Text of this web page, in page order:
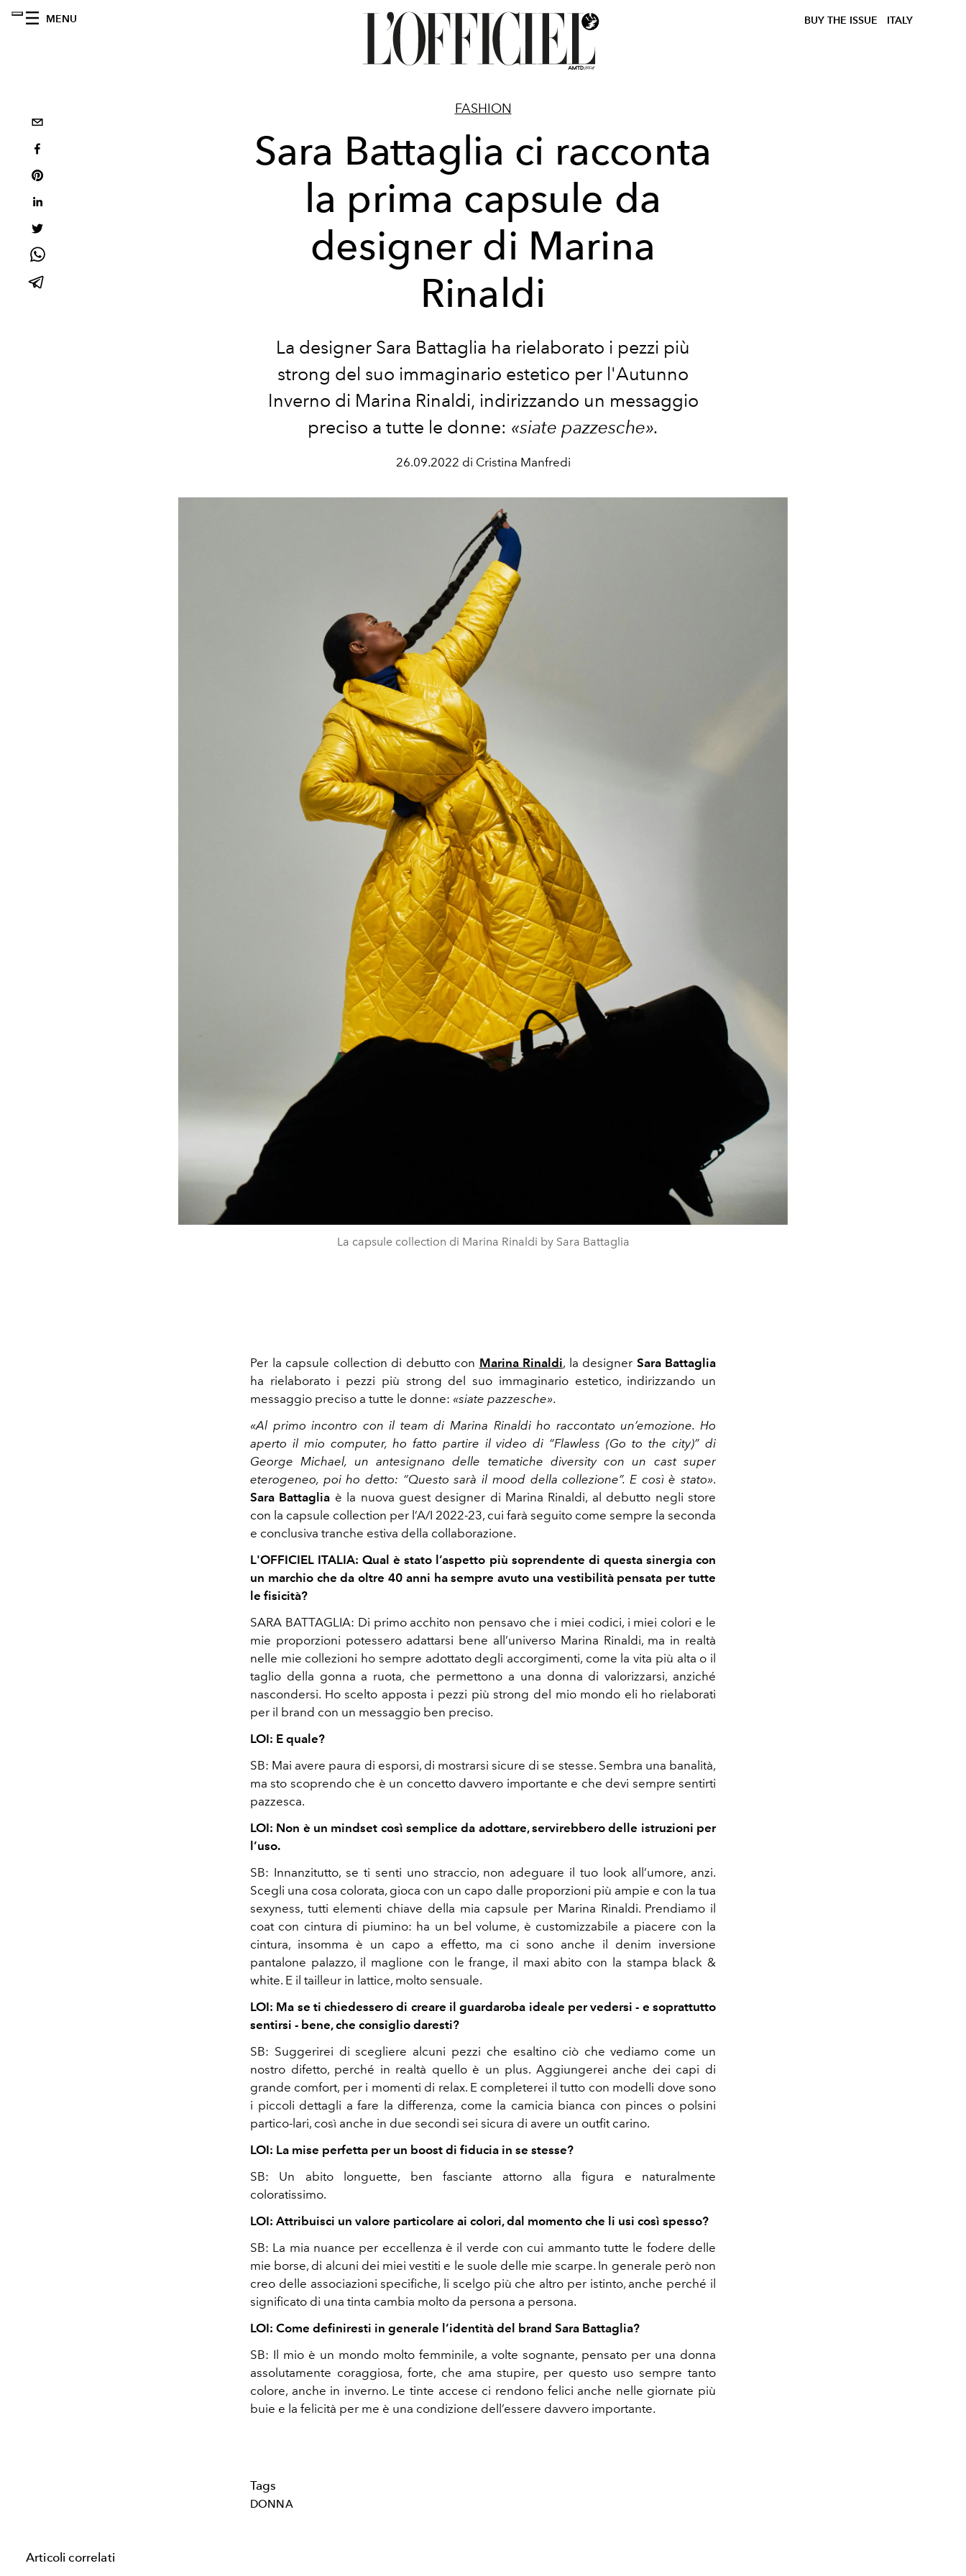
MENU BUY THE ISSUE ITALY
FASHION
Sara Battaglia ci racconta
la prima capsule da
designer di Marina
Rinaldi
La designer Sara Battaglia ha rielaborato i pezzi più
strong del suo immaginario estetico per l'Autunno
Inverno di Marina Rinaldi, indirizzando un messaggio
preciso a tutte le donne: «siate pazzesche».
26.09.2022 di Cristina Manfredi
La capsule collection di Marina Rinaldi by Sara Battaglia
Per la capsule collection di debutto con Marina Rinaldi, la designer Sara Battaglia
ha rielaborato i pezzi più strong del suo immaginario estetico, indirizzando un
messaggio preciso a tutte le donne: «siate pazzesche».
«Al primo incontro con il team di Marina Rinaldi ho raccontato un’emozione. Ho
aperto il mio computer, ho fatto partire il video di “Flawless (Go to the city)” di
George Michael, un antesignano delle tematiche diversity con un cast super
eterogeneo, poi ho detto: “Questo sarà il mood della collezione”. E così è stato».
Sara Battaglia è la nuova guest designer di Marina Rinaldi, al debutto negli store
con la capsule collection per l’A/I 2022-23, cui farà seguito come sempre la seconda
e conclusiva tranche estiva della collaborazione.
L'OFFICIEL ITALIA: Qual è stato l’aspetto più soprendente di questa sinergia con
un marchio che da oltre 40 anni ha sempre avuto una vestibilità pensata per tutte
le fisicità?
SARA BATTAGLIA: Di primo acchito non pensavo che i miei codici, i miei colori e le
mie proporzioni potessero adattarsi bene all’universo Marina Rinaldi, ma in realtà
nelle mie collezioni ho sempre adottato degli accorgimenti, come la vita più alta o il
taglio della gonna a ruota, che permettono a una donna di valorizzarsi, anziché
nascondersi. Ho scelto apposta i pezzi più strong del mio mondo eli ho rielaborati
per il brand con un messaggio ben preciso.
LOI: E quale?
SB: Mai avere paura di esporsi, di mostrarsi sicure di se stesse. Sembra una banalità,
ma sto scoprendo che è un concetto davvero importante e che devi sempre sentirti
pazzesca.
LOI: Non è un mindset così semplice da adottare, servirebbero delle istruzioni per
l’uso.
SB: Innanzitutto, se ti senti uno straccio, non adeguare il tuo look all’umore, anzi.
Scegli una cosa colorata, gioca con un capo dalle proporzioni più ampie e con la tua
sexyness, tutti elementi chiave della mia capsule per Marina Rinaldi. Prendiamo il
coat con cintura di piumino: ha un bel volume, è customizzabile a piacere con la
cintura, insomma è un capo a effetto, ma ci sono anche il denim inversione
pantalone palazzo, il maglione con le frange, il maxi abito con la stampa black &
white. E il tailleur in lattice, molto sensuale.
LOI: Ma se ti chiedessero di creare il guardaroba ideale per vedersi - e soprattutto
sentirsi - bene, che consiglio daresti?
SB: Suggerirei di scegliere alcuni pezzi che esaltino ciò che vediamo come un
nostro difetto, perché in realtà quello è un plus. Aggiungerei anche dei capi di
grande comfort, per i momenti di relax. E completerei il tutto con modelli dove sono
i piccoli dettagli a fare la differenza, come la camicia bianca con pinces o polsini
partico-lari, così anche in due secondi sei sicura di avere un outfit carino.
LOI: La mise perfetta per un boost di fiducia in se stesse?
SB: Un abito longuette, ben fasciante attorno alla figura e naturalmente
coloratissimo.
LOI: Attribuisci un valore particolare ai colori, dal momento che li usi così spesso?
SB: La mia nuance per eccellenza è il verde con cui ammanto tutte le fodere delle
mie borse, di alcuni dei miei vestiti e le suole delle mie scarpe. In generale però non
creo delle associazioni specifiche, li scelgo più che altro per istinto, anche perché il
significato di una tinta cambia molto da persona a persona.
LOI: Come definiresti in generale l’identità del brand Sara Battaglia?
SB: Il mio è un mondo molto femminile, a volte sognante, pensato per una donna
assolutamente coraggiosa, forte, che ama stupire, per questo uso sempre tanto
colore, anche in inverno. Le tinte accese ci rendono felici anche nelle giornate più
buie e la felicità per me è una condizione dell’essere davvero importante.
Tags
DONNA
Articoli correlati